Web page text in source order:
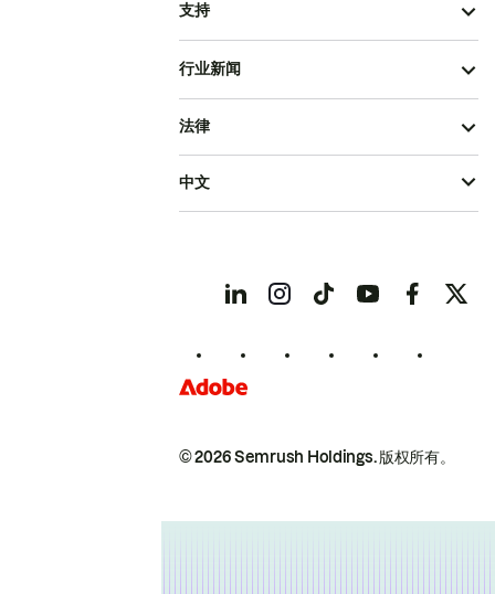
支持
行业新闻
© 2026 Semrush Holdings.版权所有。
法律
中文